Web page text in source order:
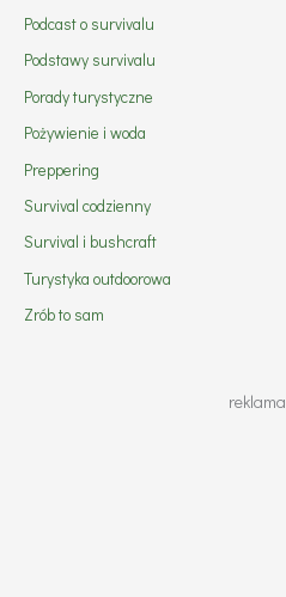
Podcast o survivalu
Podstawy survivalu
Porady turystyczne
Pożywienie i woda
Preppering
Survival codzienny
Survival i bushcraft
Turystyka outdoorowa
Zrób to sam
reklama